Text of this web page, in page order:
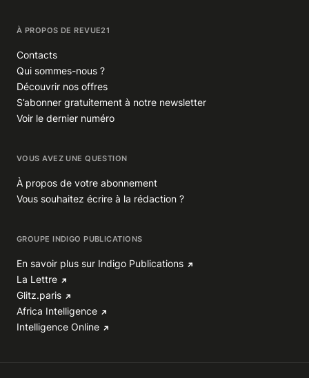
À PROPOS DE REVUE21
Contacts
Qui sommes-nous ?
Découvrir nos offres
S’abonner gratuitement à notre newsletter
Voir le dernier numéro
VOUS AVEZ UNE QUESTION
À propos de votre abonnement
Vous souhaitez écrire à la rédaction ?
GROUPE INDIGO PUBLICATIONS
En savoir plus sur Indigo Publications
La Lettre
Glitz.paris
Africa Intelligence
Intelligence Online